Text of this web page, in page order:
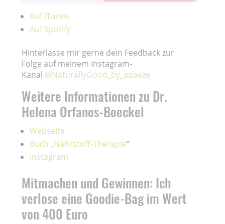
Auf iTunes
Auf Spotify
Hinterlasse mir gerne dein Feedback zur
Folge auf meinem Instagram-
Kanal @NaturallyGood_by_adaeze
Weitere Informationen zu Dr.
Helena Orfanos-Boeckel
Webseite
Buch „Nährstoff-Therapie“
Instagram
Mitmachen und Gewinnen: Ich
verlose eine Goodie-Bag im Wert
von 400 Euro